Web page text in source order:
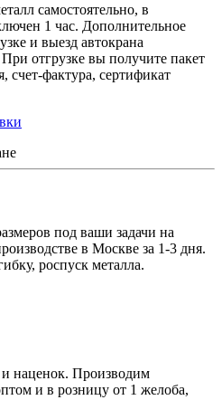
самостоятельно, в
1 час. Дополнительное
и выезд автокрана
отгрузке вы получите пакет
счет-фактура, сертификат
под ваши задачи на
в Москве за 1-3 дня.
роспуск металла.
и наценок. Производим
и в розницу от 1 желоба,